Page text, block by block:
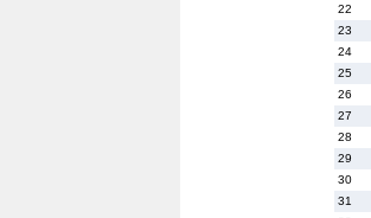
22
23
24
25
26
27
28
29
30
31